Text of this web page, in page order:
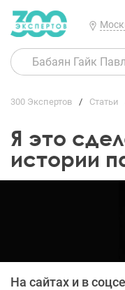
300 Экспертов Статьи
Я это
истории
На сайтах и в